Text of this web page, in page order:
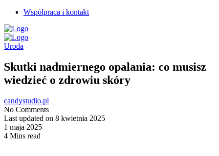
Współpraca i kontakt
Uroda
Skutki nadmiernego opalania: co musisz
wiedzieć o zdrowiu skóry
candystudio.pl
No Comments
Last updated on 8 kwietnia 2025
1 maja 2025
4 Mins read